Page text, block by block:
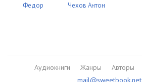
2_11-14
2_23-24
Федор
Чехов Антон
Аудиокниги Жанры Авторы
mail@sweetbook.net